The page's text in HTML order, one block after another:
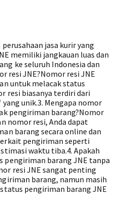
perusahaan jasa kurir yang
memiliki jangkauan luas dan
ke seluruh Indonesia dan
resi JNE?Nomor resi JNE
untuk melacak status
resi biasanya terdiri dari
unik.3. Mengapa nomor
pengiriman barang?Nomor
nomor resi, Anda dapat
barang secara online dan
pengiriman seperti
waktu tiba.4. Apakah
pengiriman barang JNE tanpa
resi JNE sangat penting
barang, namun masih
pengiriman barang JNE